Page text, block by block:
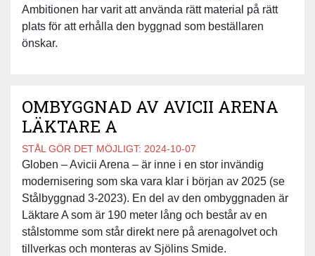
Ambitionen har varit att använda rätt material på rätt
plats för att erhålla den byggnad som beställaren
önskar.
OMBYGGNAD AV AVICII ARENA
LÄKTARE A
STÅL GÖR DET MÖJLIGT: 2024-10-07
Globen – Avicii Arena – är inne i en stor invändig
modernisering som ska vara klar i början av 2025 (se
Stålbyggnad 3-2023). En del av den ombyggnaden är
Läktare A som är 190 meter lång och består av en
stålstomme som står direkt nere på arenagolvet och
tillverkas och monteras av Sjölins Smide.